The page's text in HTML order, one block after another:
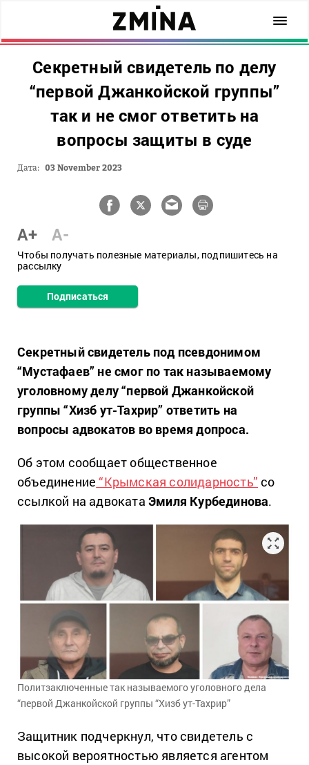
Секретный свидетель по делу
“первой Джанкойской группы”
так и не смог ответить на
вопросы защиты в суде
Дата: 03 November 2023
A+ A-
Чтобы получать полезные материалы, подпишитесь на
рассылку
Подписаться
Секретный свидетель под псевдонимом
“Мустафаев” не смог по так называемому
уголовному делу “первой Джанкойской
группы “Хизб ут-Тахрир” ответить на
вопросы адвокатов во время допроса.
Об этом сообщает общественное
объединение “Крымская солидарность” со
ссылкой на адвоката Эмиля Курбединова.
Политзаключенные так называемого уголовного дела
“первой Джанкойской группы “Хизб ут-Тахрир”
Защитник подчеркнул, что свидетель с
высокой вероятностью является агентом